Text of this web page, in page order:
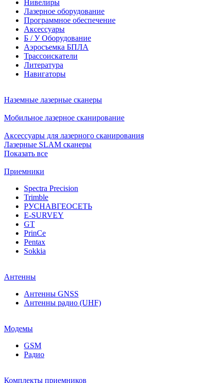
Нивелиры
Лазерное оборудование
Программное обеспечение
Аксессуары
Б / У Оборудование
Аэросъемка БПЛА
Трассоискатели
Литература
Навигаторы
Наземные лазерные сканеры
Мобильное лазерное сканирование
Аксессуары для лазерного сканирования
Лазерные SLAM сканеры
Показать все
Приемники
Spectra Precision
Trimble
РУСНАВГЕОСЕТЬ
E-SURVEY
GT
PrinCe
Pentax
Sokkia
Антенны
Антенны GNSS
Антенны радио (UHF)
Модемы
GSM
Радио
Комплекты приемников